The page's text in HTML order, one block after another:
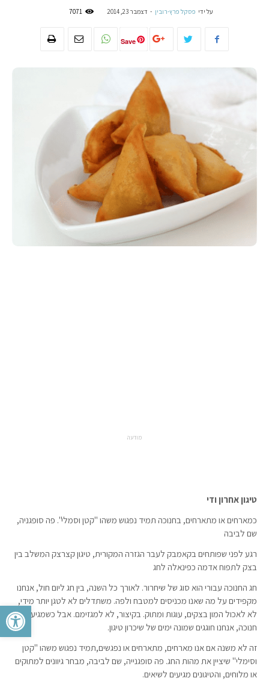
פתח
על ידי פסקל פרץ-רובין - דצמבר 23, 2014 7071
Save
מודעה
טיגון אחרון ודי
כמארחים או מתארחים, בחנוכה תמיד נפגוש משהו "קטן וסמלי". פה סופגניה,
שם לביבה
רגע לפני שפותחים בקאמבק לעבר הגזרה המקורית, טיגון קצרצק המשלב בין
בצק לתפוח אדמה כפינאלה לחג
חג החנוכה עבורי הוא סוג של שיחרור. לאורך כל השנה, בין חג ליום חול, אנחנו
מקפידים על מה שאנו מכניסים למטבח ולפה. משתדלים לא לטגן יותר מידי,
לא לאכול המון בצקים, עוגות ומתוק. בקיצור, לא למגזימם. אבל כשמגיע חג
חנוכה, אנחנו חוגגים שמונה ימים של שיכרון טיגון.
זה לא משנה אם אנו מארחים, מתארחים או נפגשים,תמיד נפגוש משהו "קטן
וסימלי" שיציין את מהות החג. פה סופגנייה, שם לביבה, מבחר גיוונים למתוקים
או מלוחים, והטיגונים מגיעים לשיאים.